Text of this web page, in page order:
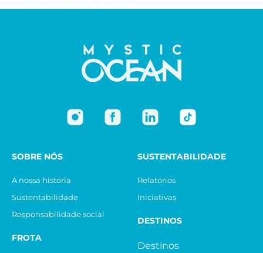
SOBRE NÓS
A nossa história
Sustentabilidade
Responsabilidade social
FROTA
SUSTENTABILIDADE
Relatórios
Iniciativas
DESTINOS
Destinos